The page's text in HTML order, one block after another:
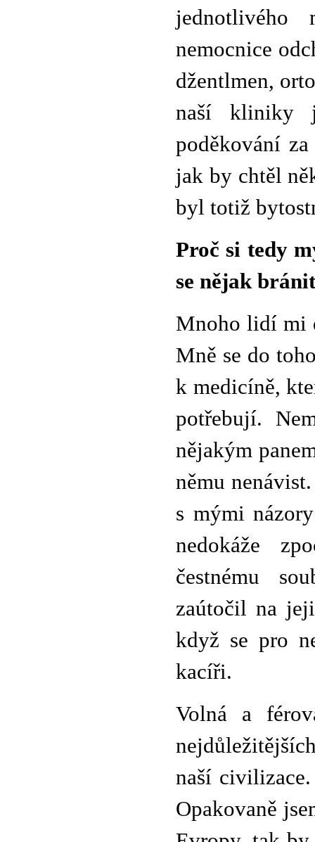
nemocnice
džentlmen,
naší kliniky
poděkování
jak by chtěl
byl totiž
Proč si tedy
se nějak
Mnoho lidí mi
Mně se do
k medicíně,
potřebují.
nějakým
němu
s mými
nedokáže
čestnému
zaútočil na
když se pro
kacíři.
Volná a
naší
Opakovaně